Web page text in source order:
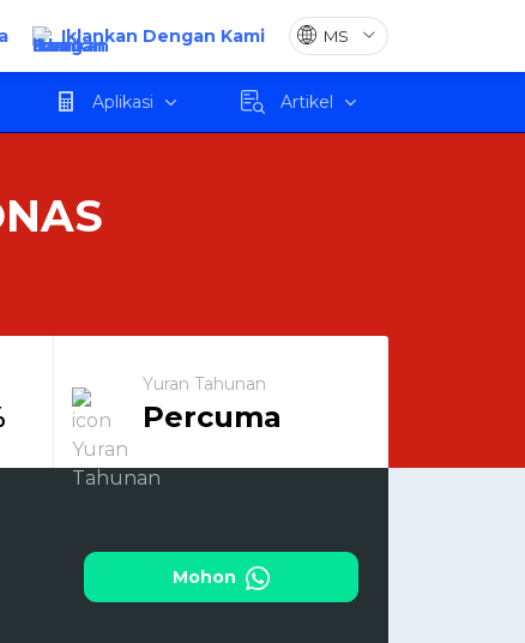
Iklankan Dengan Kami
Aplikasi Artikel
Mohon
Yuran Tahunan
Percuma
Mohon